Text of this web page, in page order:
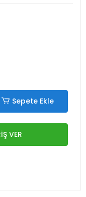
Sepete Ekle
VER